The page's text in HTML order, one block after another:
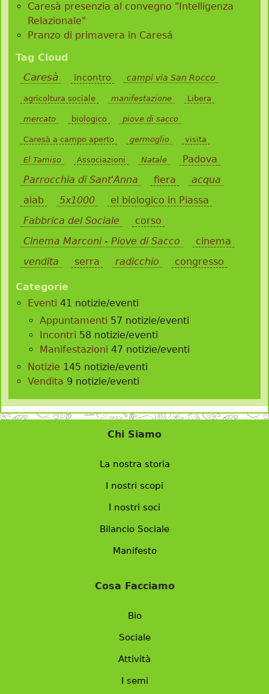
Caresà presenzia al convegno "Intelligenza
Relazionale"
Pranzo di primavera in Caresá
Tag Cloud
Caresà incontro campi via San Rocco
agricoltura sociale manifestazione Libera
mercato biologico piove di sacco
Caresà a campo aperto germoglio visita
El Tamiso Associazioni Natale
Padova
Parrocchia di Sant'Anna
fiera
acqua
aiab
5x1000
el biologico in Piassa
Fabbrica del Sociale
corso
Cinema Marconi - Piove di Sacco
cinema
vendita
serra radicchio congresso
Categorie
Eventi 41 notizie/eventi
Appuntamenti 57 notizie/eventi
Incontri 58 notizie/eventi
Manifestazioni 47 notizie/eventi
Notizie 145 notizie/eventi
Vendita 9 notizie/eventi
Chi Siamo
La nostra storia
I nostri scopi
I nostri soci
Bilancio Sociale
Manifesto
Cosa Facciamo
Bio
Sociale
Attività
I semi